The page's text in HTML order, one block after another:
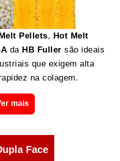
Pellets, Hot Melt
da HB Fuller são ideais
que exigem alta
na colagem.
mais
Face